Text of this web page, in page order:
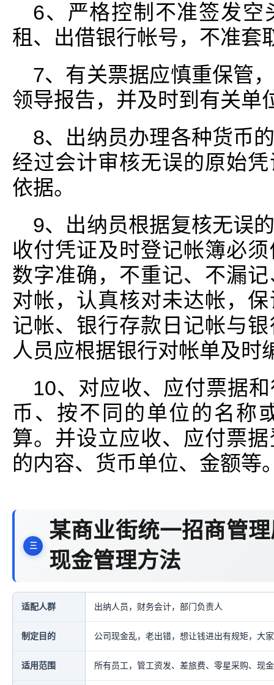
6、严格控制不准签发空
租、出借银行帐号，不准套
7、有关票据应慎重保管
领导报告，并及时到有关单
8、出纳员办理各种货币
经过会计审核无误的原始
依据。
9、出纳员根据复核无误
收付凭证及时登记帐簿必
数字准确，不重记、不漏
对帐，认真核对未达帐，
记帐、银行存款日记帐与
人员应根据银行对帐单及时
10、对应收、应付票据
币、按不同的单位的名称
算。并设立应收、应付票
的内容、货币单位、金额等
某商业街统一招商管
现金管理方法
适配人群 出纳人员，财务会计，部门负责人
制定目的 公司现金乱，老出错，想让钱进出有规矩，大
适用范围 所有员工，管工资发、差旅费、零星采购、现